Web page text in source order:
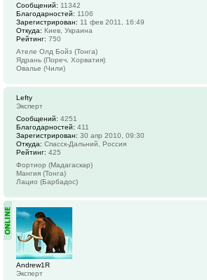
Сообщений: 11342
Благодарностей: 1106
Зарегистрирован: 11 фев 2011, 16:49
Откуда: Киев, Украина
Рейтинг: 750
Ателе Олд Бойз (Тонга)
Ядрань (Пореч, Хорватия)
Овалье (Чили)
Lefty
Эксперт
Сообщений: 4251
Благодарностей: 411
Зарегистрирован: 30 апр 2010, 09:30
Откуда: Спасск-Дальний, Россия
Рейтинг: 425
Фортиор (Мадагаскар)
Мангия (Тонга)
Лацио (Барбадос)
Andrew1R
Эксперт